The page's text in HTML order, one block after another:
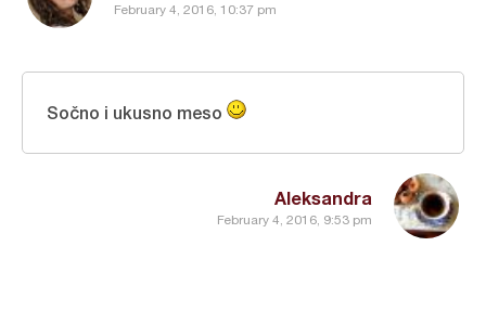
February 4, 2016, 10:37 pm
Aleksandra
February 4, 2016, 9:53 pm
Sočno i ukusno meso